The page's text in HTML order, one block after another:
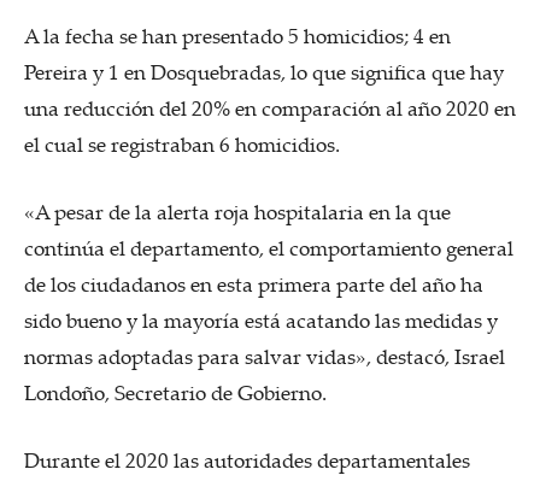
A la fecha se han presentado 5 homicidios; 4 en
Pereira y 1 en Dosquebradas, lo que significa que hay
una reducción del 20% en comparación al año 2020 en
el cual se registraban 6 homicidios.
«A pesar de la alerta roja hospitalaria en la que
continúa el departamento, el comportamiento general
de los ciudadanos en esta primera parte del año ha
sido bueno y la mayoría está acatando las medidas y
normas adoptadas para salvar vidas», destacó, Israel
Londoño, Secretario de Gobierno.
Durante el 2020 las autoridades departamentales